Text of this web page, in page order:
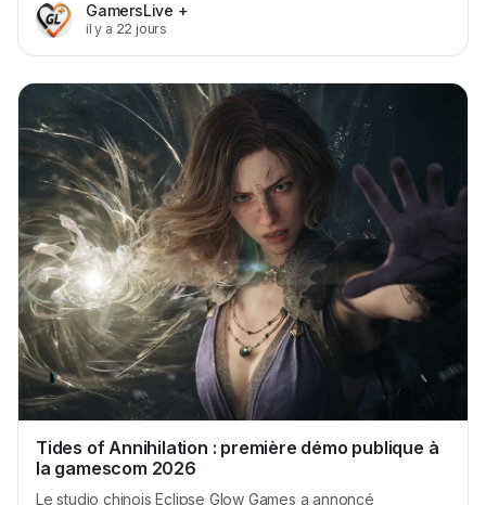
précommande sur PlayStation 5, Xbox Series X|S et
Nintendo Switch 2, ainsi qu’en liste de souhaits sur PC. Le
GamersLive +
il y a 22 jours
Tides of Annihilation : première démo publique à
la gamescom 2026
Le studio chinois Eclipse Glow Games a annoncé